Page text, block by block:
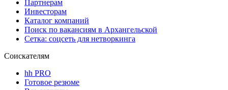
Партнерам
Инвесторам
Каталог компаний
Поиск по вакансиям в Архангельской
Сетка: соцсеть для нетворкинга
Соискателям
hh PRO
Готовое резюме